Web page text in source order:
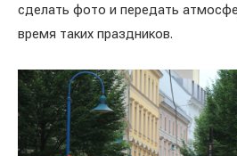
сделать фото и передать
время таких праздников.